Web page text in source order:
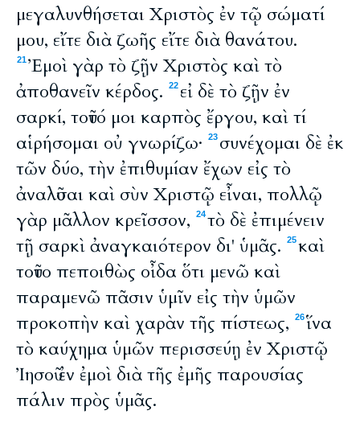
μεγαλυνθήσεται Χριστὸς ἐν τῷ σώματί
μου, εἴτε διὰ ζωῆς εἴτε διὰ θανάτου.
21Ἐμοὶ γὰρ τὸ ζῇν Χριστὸς καὶ τὸ
ἀποθανεῖν κέρδος.
22 εἰ δὲ τὸ ζῇν ἐν
σαρκί, τοῦτό μοι καρπὸς ἔργου, καὶ τί
αἱρήσομαι οὐ γνωρίζω·
23 συνέχομαι δὲ ἐκ
τῶν δύο, τὴν ἐπιθυμίαν ἔχων εἰς τὸ
ἀναλῦσαι καὶ σὺν Χριστῷ εἶναι, πολλῷ
γὰρ μᾶλλον κρεῖσσον,
24τὸ δὲ ἐπιμένειν
τῇ σαρκὶ ἀναγκαιότερον δι' ὑμᾶς.
25καὶ
τοῦτο πεποιθὼς οἶδα ὅτι μενῶ καὶ
παραμενῶ πᾶσιν ὑμῖν εἰς τὴν ὑμῶν
προκοπὴν καὶ χαρὰν τῆς πίστεως,
26ἵνα
τὸ καύχημα ὑμῶν περισσεύῃ ἐν Χριστῷ
Ἰησοῦ ἐν ἐμοὶ διὰ τῆς ἐμῆς παρουσίας
πάλιν πρὸς ὑμᾶς.